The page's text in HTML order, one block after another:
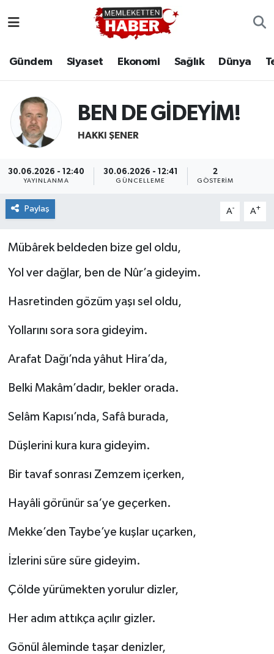
Gündem Siyaset Ekonomi Sağlık Dünya
BEN DE GİDEYİM!
HAKKI ŞENER
30.06.2026 - 12:40
YAYINLANMA
30.06.2026 - 12:41
GÜNCELLEME
2
GÖSTERIM
Paylaş A- A+
Mübârek beldeden bize gel oldu,
Yol ver dağlar, ben de Nûr’a gideyim.
Hasretinden gözüm yaşı sel oldu,
Yollarını sora sora gideyim.
Arafat Dağı’nda yâhut Hira’da,
Belki Makâm’dadır, bekler orada.
Selâm Kapısı’nda, Safâ burada,
Düşlerini kura kura gideyim.
Bir tavaf sonrası Zemzem içerken,
Hayâli görünür sa‘ye geçerken.
Mekke’den Taybe’ye kuşlar uçarken,
İzlerini süre süre gideyim.
Çölde yürümekten yorulur dizler,
Her adım attıkça açılır gizler.
Gönül âleminde taşar denizler,